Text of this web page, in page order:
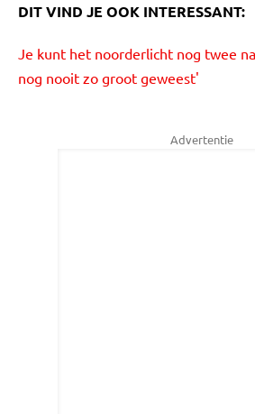
DIT VIND JE OOK INTERESSANT:
Je kunt het noorderlicht nog twee
nog nooit zo groot geweest'
Advertentie